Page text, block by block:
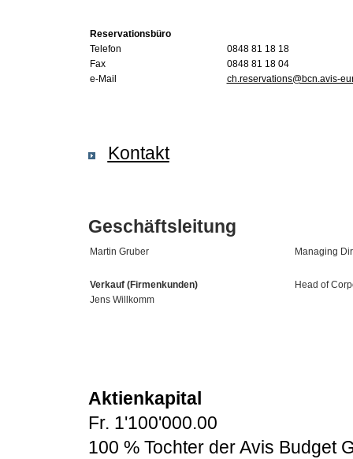
Reservationsbüro
Telefon
Fax
e-Mail
0848 81 18 18
0848 81 18 04
ch.reservations@bcn.avis-
Kontakt
Geschäftsleitung
Martin Gruber Managing
Verkauf (Firmenkunden)
Jens Willkomm
Head of
Aktienkapital
Fr. 1'100'000.00
100 % Tochter der Avis Budget